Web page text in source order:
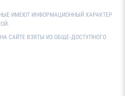
ИМЕЮТ ИНФОРМАЦИОННЫЙ ХАРАКТЕР
САЙТЕ ВЗЯТЫ ИЗ ОБЩЕ-ДОСТУПНОГО